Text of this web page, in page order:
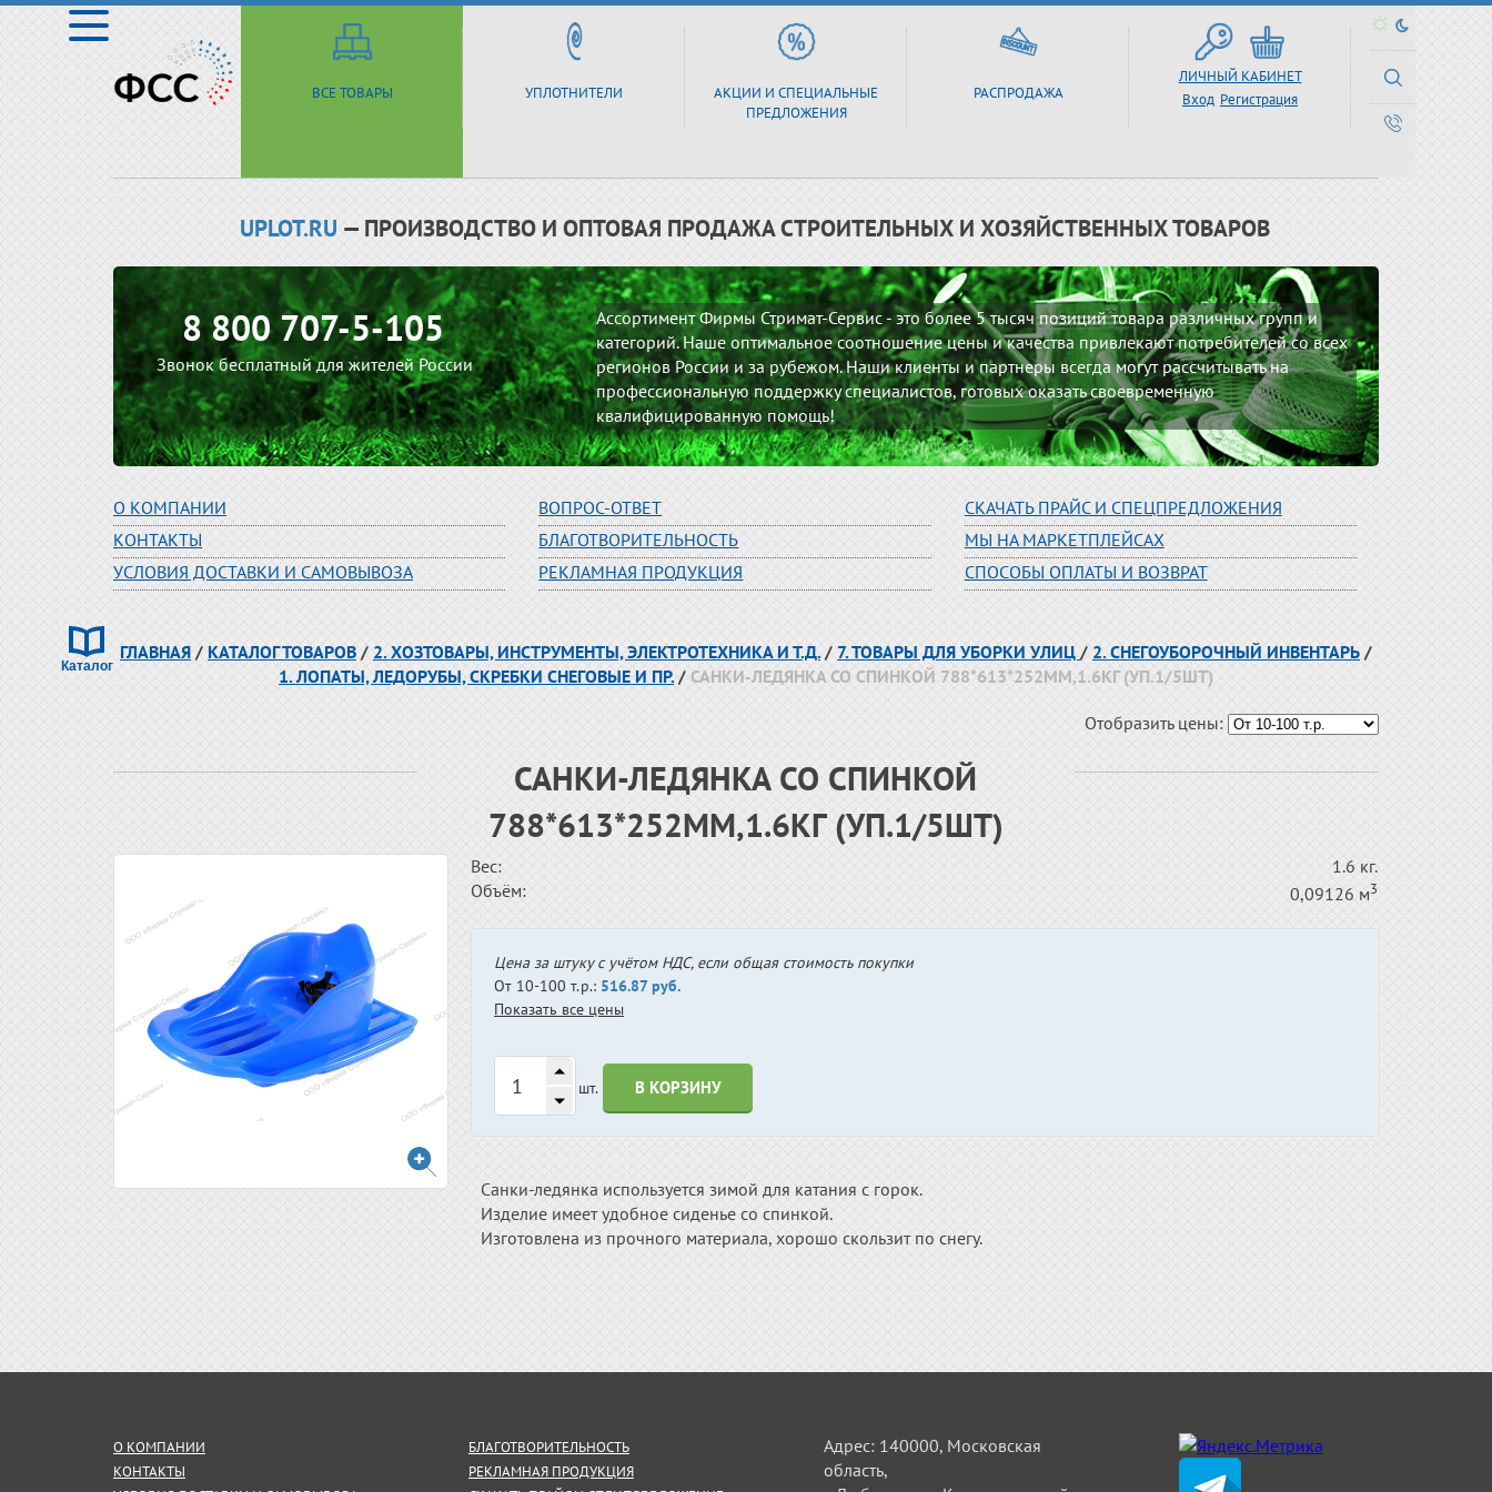
ВСЕ ТОВАРЫ УПЛОТНИТЕЛИ
АКЦИИ И СПЕЦИАЛЬНЫЕ
ПРЕДЛОЖЕНИЯ
РАСПРОДАЖА
ЛИЧНЫЙ КАБИНЕТ
Вход Регистрация
UPLOT.RU — ПРОИЗВОДСТВО И ОПТОВАЯ ПРОДАЖА СТРОИТЕЛЬНЫХ И ХОЗЯЙСТВЕННЫХ ТОВАРОВ
8 800 707-5-105
Звонок бесплатный для жителей России
Ассортимент Фирмы Стримат-Сервис - это более 5 тысяч позиций товара различных групп и
категорий. Наше оптимальное соотношение цены и качества привлекают потребителей со всех
регионов России и за рубежом. Наши клиенты и партнеры всегда могут рассчитывать на
профессиональную поддержку специалистов, готовых оказать своевременную
квалифицированную помощь!
О КОМПАНИИ
КОНТАКТЫ
УСЛОВИЯ ДОСТАВКИ И САМОВЫВОЗА
ВОПРОС-ОТВЕТ
БЛАГОТВОРИТЕЛЬНОСТЬ
РЕКЛАМНАЯ ПРОДУКЦИЯ
СКАЧАТЬ ПРАЙС И СПЕЦПРЕДЛОЖЕНИЯ
МЫ НА МАРКЕТПЛЕЙСАХ
СПОСОБЫ ОПЛАТЫ И ВОЗВРАТ
ГЛАВНАЯ / КАТАЛОГ ТОВАРОВ / 2. ХОЗТОВАРЫ, ИНСТРУМЕНТЫ, ЭЛЕКТРОТЕХНИКА И Т.Д./ 7. ТОВАРЫ ДЛЯ УБОРКИ УЛИЦ / 2. СНЕГОУБОРОЧНЫЙ ИНВЕНТАРЬ /
1. ЛОПАТЫ, ЛЕДОРУБЫ, СКРЕБКИ СНЕГОВЫЕ И ПР./ САНКИ-ЛЕДЯНКА СО СПИНКОЙ 788*613*252ММ,1.6КГ (УП.1/5ШТ)
Отобразить цены:
САНКИ-ЛЕДЯНКА СО СПИНКОЙ
788*613*252ММ,1.6КГ (УП.1/5ШТ)
Вес:
1.6 кг.
Объём:
0,09126 м3
Цена за штуку с учётом НДС, если общая стоимость покупки
От 10-100 т.р.: 516.87 руб.
Показать все цены
шт. В КОРЗИНУ
Санки-ледянка используется зимой для катания с горок.
Изделие имеет удобное сиденье со спинкой.
Изготовлена из прочного материала, хорошо скользит по снегу.
О КОМПАНИИ
КОНТАКТЫ
БЛАГОТВОРИТЕЛЬНОСТЬ
РЕКЛАМНАЯ ПРОДУКЦИЯ
Адрес: 140000, Московская
область,